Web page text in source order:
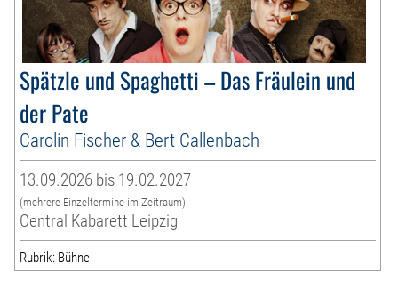
Spätzle und Spaghetti – Das Fräulein und
der Pate
Carolin Fischer & Bert Callenbach
13.09.2026 bis 19.02.2027
(mehrere Einzeltermine im Zeitraum)
Central Kabarett Leipzig
Rubrik: Bühne